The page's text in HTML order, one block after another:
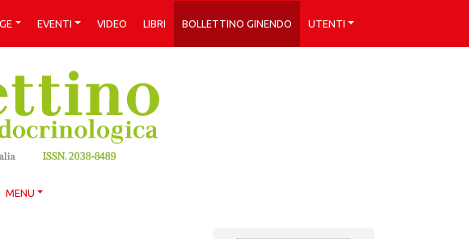
EVENTI VIDEO LIBRI BOLLETTINO GINENDO UTENTI
MENU